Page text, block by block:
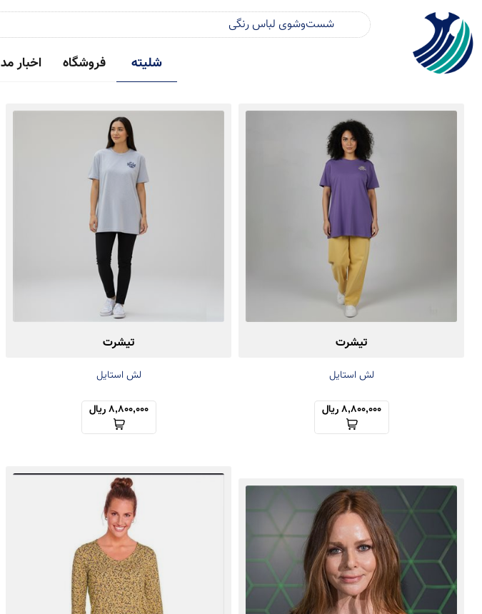
شلیته فروشگاه اخبار مد
تیشرت
لش استایل
8,800,000 ریال
تیشرت
لش استایل
8,800,000 ریال